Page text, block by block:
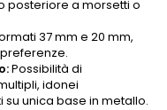
posteriore a morsetti o
37 mm e 20 mm,
Possibilità di
idonei
unica base in metallo.